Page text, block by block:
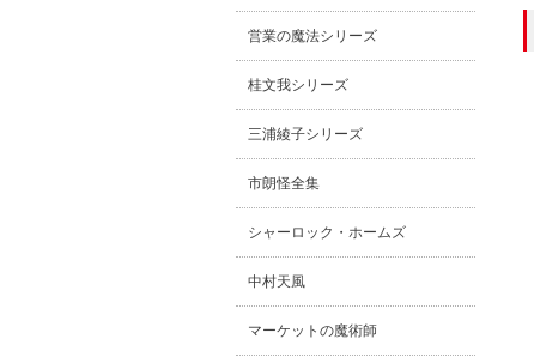
営業の魔法シリーズ
桂文我シリーズ
三浦綾子シリーズ
市朗怪全集
シャーロック・ホームズ
中村天風
マーケットの魔術師